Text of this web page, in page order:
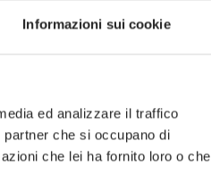
Informazioni sui cookie
ed analizzare il traffico
che si occupano di
che lei ha fornito loro o che